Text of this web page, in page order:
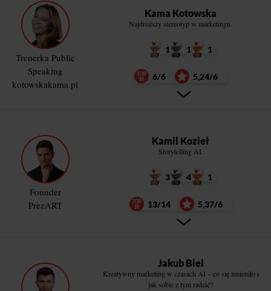
Trenerka Public
Speaking
kotowskakama.pl
Kama Kotowska
Najdroższy stereotyp w marketingu.
1 1 1
6/6 5,24/6
Founder
PrezART
Kamil Kozieł
Storytelling AI.
3 4 1
13/14 5,37/6
Jakub Biel
Kreatywny marketing w czasach AI – co się zmieniło i
jak sobie z tym radzić?